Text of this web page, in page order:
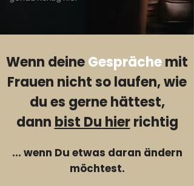
Wenn deineGesprächemit
Frauen nicht so laufen, wie
du es gerne hättest,
dann bist Du hierrichtig
... wenn Du etwas daran ändern
möchtest.